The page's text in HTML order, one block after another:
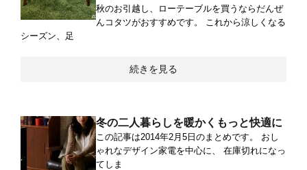
秋のお引越し、ローテーブルを買うならだんぜ
んコタツがおすすめです。 これから涼しくなる
シーズン、足
続きを見る
冬の二人暮らしを暖かくもっと快適に
この記事は2014年2月5日のまとめです。 おし
ゃれなデザイン家電を中心に、 在庫切れになっ
てしま